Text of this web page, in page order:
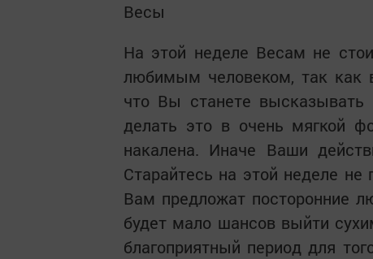
Весы
На этой неделе Весам не
любимым человеком, так как
что Вы станете высказывать
делать это в очень мягкой
накалена. Иначе Ваши
Старайтесь на этой неделе
Вам предложат посторонние
будет мало шансов выйти
благоприятный период для